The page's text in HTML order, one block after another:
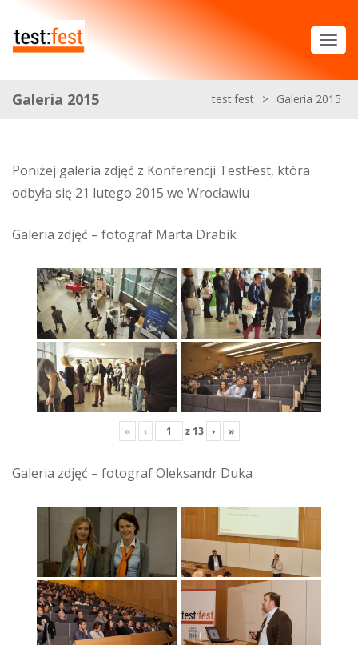
Galeria 2015 test:fest > Galeria 2015
Poniżej galeria zdjęć z Konferencji TestFest, która
odbyła się 21 lutego 2015 we Wrocławiu
Galeria zdjęć – fotograf Marta Drabik
« ‹ z 13 › »
Galeria zdjęć – fotograf Oleksandr Duka